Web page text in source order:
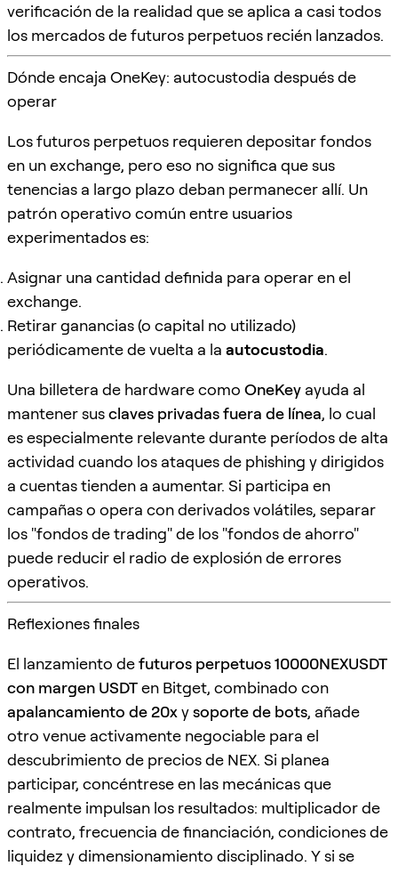
verificación de la realidad que se aplica a casi todos
los mercados de futuros perpetuos recién lanzados.
Dónde encaja OneKey: autocustodia después de
operar
Los futuros perpetuos requieren depositar fondos
en un exchange, pero eso no significa que sus
tenencias a largo plazo deban permanecer allí. Un
patrón operativo común entre usuarios
experimentados es:
Asignar una cantidad definida para operar en el
exchange.
Retirar ganancias (o capital no utilizado)
periódicamente de vuelta a la autocustodia.
Una billetera de hardware como OneKey ayuda al
mantener susclaves privadas fuera de línea, lo cual
es especialmente relevante durante períodos de alta
actividad cuando los ataques de phishing y dirigidos
a cuentas tienden a aumentar. Si participa en
campañas o opera con derivados volátiles, separar
los "fondos de trading" de los "fondos de ahorro"
puede reducir el radio de explosión de errores
operativos.
Reflexiones finales
El lanzamiento defuturos perpetuos 10000NEXUSDT
con margen USDTen Bitget, combinado con
apalancamiento de 20x ysoporte de bots, añade
otro venue activamente negociable para el
descubrimiento de precios de NEX. Si planea
participar, concéntrese en las mecánicas que
realmente impulsan los resultados: multiplicador de
contrato, frecuencia de financiación, condiciones de
liquidez y dimensionamiento disciplinado. Y si se